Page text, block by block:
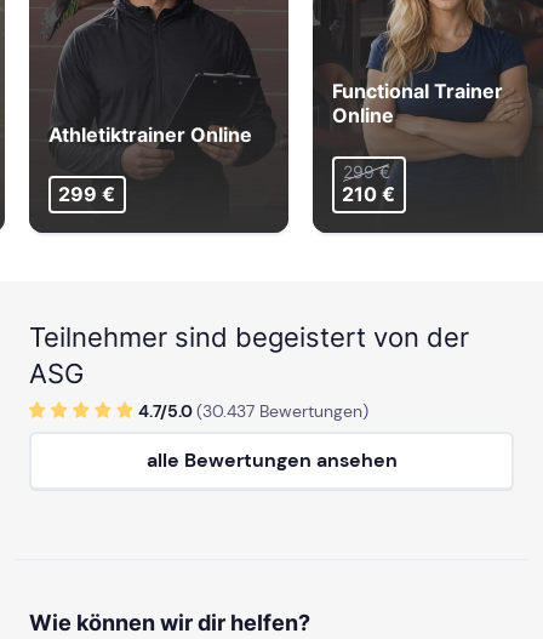
Athletiktrainer Online
299 €
Functional Trainer
Online
299 €
210 €
Teilnehmer sind begeistert von der
ASG
4.7/5.0(30.437 Bewertungen)
alle Bewertungen ansehen
Wie können wir dir helfen?